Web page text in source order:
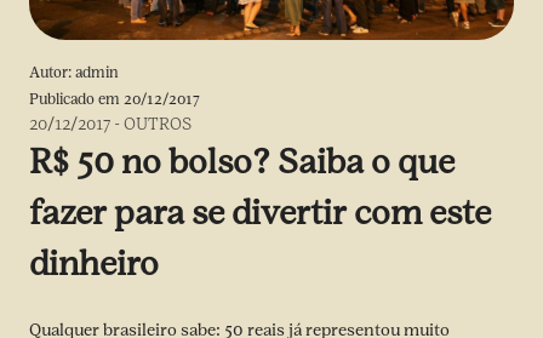
Autor: admin
Publicado em 20/12/2017
20/12/2017 -OUTROS
R$ 50 no bolso? Saiba o que
fazer para se divertir com este
dinheiro
Qualquer brasileiro sabe: 50 reais já representou muito